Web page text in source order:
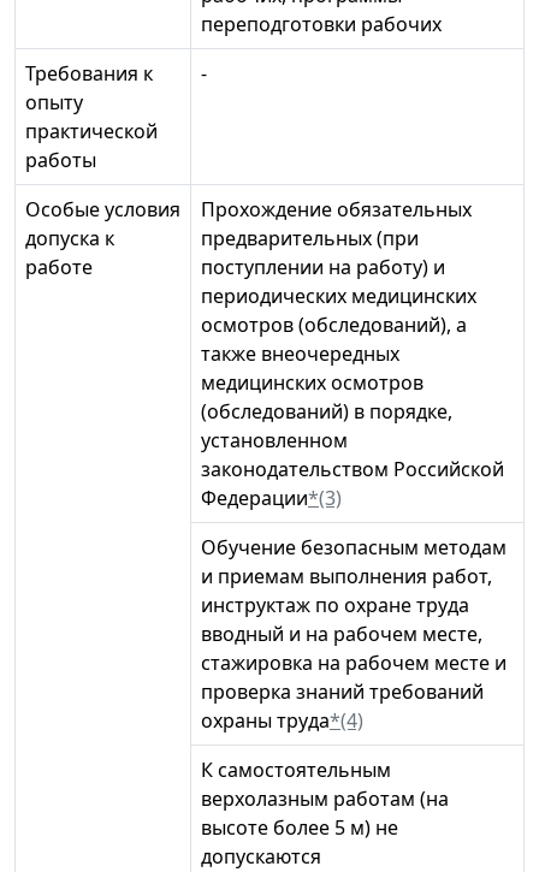
переподготовки рабочих
Требования к
опыту
практической
работы
-
Особые условия
допуска к
работе
Прохождение обязательных
предварительных (при
поступлении на работу) и
периодических медицинских
осмотров (обследований), а
также внеочередных
медицинских осмотров
(обследований) в порядке,
установленном
законодательством Российской
Федерации*(3)
Обучение безопасным методам
и приемам выполнения работ,
инструктаж по охране труда
вводный и на рабочем месте,
стажировка на рабочем месте и
проверка знаний требований
охраны труда*(4)
К самостоятельным
верхолазным работам (на
высоте более 5 м) не
допускаются